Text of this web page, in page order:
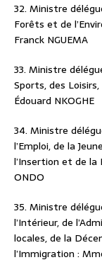
32. Ministre
Forêts et de
Franck NGUEMA
33. Ministre
Sports, des
Édouard NKOGHE
34. Ministre
l’Emploi, de la
l’Insertion et de la
ONDO
35. Ministre
l’Intérieur, de
locales, de la
l’Immigration :